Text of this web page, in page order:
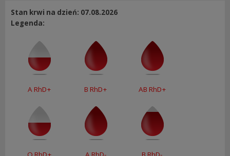
Stan krwi na dzień: 07.08.2026
Legenda:
A RhD+ B RhD+ AB RhD+